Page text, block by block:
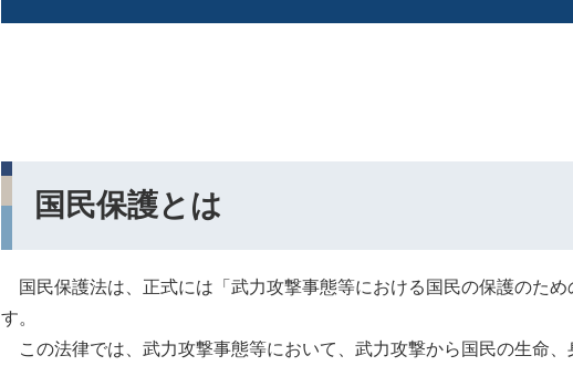
国民保護とは
国民保護法は、正式には「武力攻撃事態等における国民の保護のため
す。
この法律では、武力攻撃事態等において、武力攻撃から国民の生命